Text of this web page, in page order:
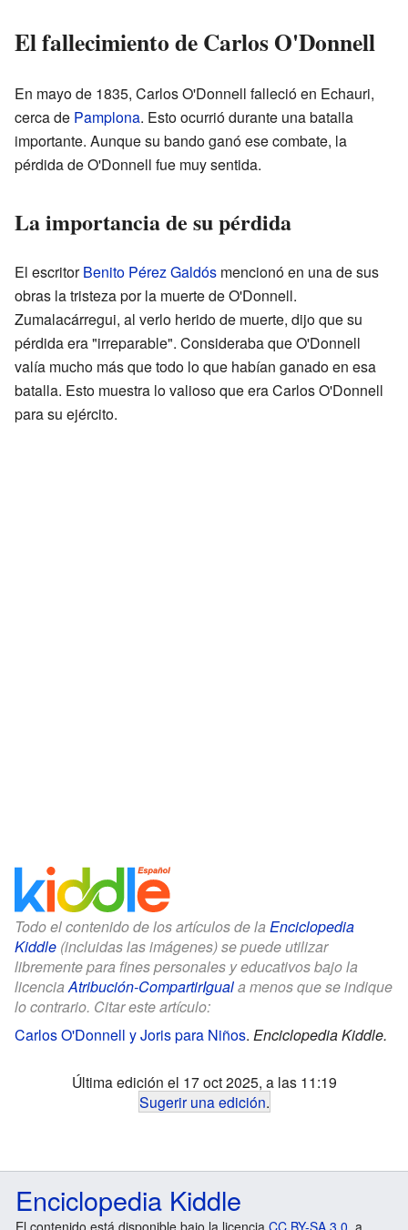
El fallecimiento de Carlos O'Donnell
En mayo de 1835, Carlos O'Donnell falleció en Echauri,
cerca de Pamplona. Esto ocurrió durante una batalla
importante. Aunque su bando ganó ese combate, la
pérdida de O'Donnell fue muy sentida.
La importancia de su pérdida
El escritorBenito Pérez Galdós mencionó en una de sus
obras la tristeza por la muerte de O'Donnell.
Zumalacárregui, al verlo herido de muerte, dijo que su
pérdida era "irreparable". Consideraba que O'Donnell
valía mucho más que todo lo que habían ganado en esa
batalla. Esto muestra lo valioso que era Carlos O'Donnell
para su ejército.
Todo el contenido de los artículos de la Enciclopedia
Kiddle (incluidas las imágenes) se puede utilizar
libremente para fines personales y educativos bajo la
licenciaAtribución-CompartirIguala menos que se indique
lo contrario. Citar este artículo:
Carlos O'Donnell y Joris para Niños. Enciclopedia Kiddle.
Última edición el 17 oct 2025, a las 11:19
Sugerir una edición.
Enciclopedia Kiddle
El contenido está disponible bajo la licencia CC BY-SA 3.0 , a